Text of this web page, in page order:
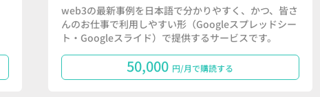
web3の最新事例を日本語で分かりやすく、かつ、皆さ
んのお仕事で利用しやすい形（Googleスプレッドシー
ト・Googleスライド）で提供するサービスです。
50,000 円/月で購読する